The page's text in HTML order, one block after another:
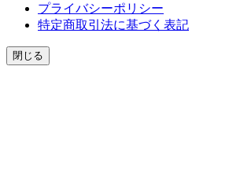
プライバシーポリシー
特定商取引法に基づく表記
閉じる